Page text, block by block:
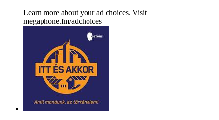
Learn more about your ad choices. Visit
megaphone.fm/adchoices